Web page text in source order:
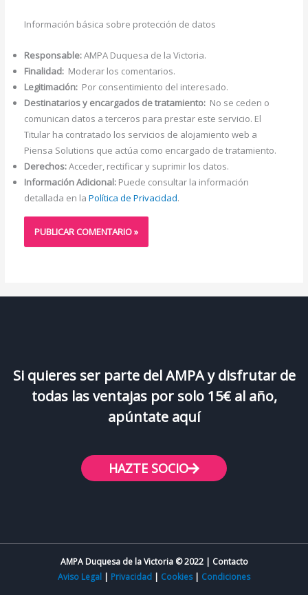
Información básica sobre protección de datos
Responsable:AMPA Duquesa de la Victoria.
Finalidad:Moderar los comentarios.
Legitimación:Por consentimiento del interesado.
Destinatarios y encargados de tratamiento:No se ceden o
comunican datos a terceros para prestar este servicio. El
Titular ha contratado los servicios de alojamiento web a
Piensa Solutions que actúa como encargado de tratamiento.
Derechos:Acceder, rectificar y suprimir los datos.
Información Adicional:Puede consultar la información
detallada en la Política de Privacidad.
Si quieres ser parte del AMPA y disfrutar de
todas las ventajas por solo 15€ al año,
apúntate aquí
HAZTE SOCIO
AMPA Duquesa de la Victoria © 2022 | Contacto
Aviso Legal | Privacidad | Cookies| Condiciones